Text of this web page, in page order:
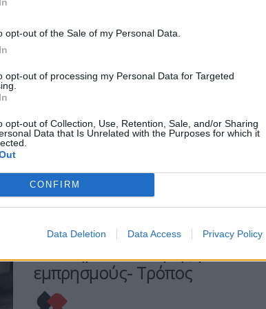
opt-out of the Sale of my Personal Data.
opt-out of processing my Personal Data for Targeted
opt-out of Collection, Use, Retention, Sale, and/or Sharing
Data that Is Unrelated with the Purposes for which it
CONFIRM
Data Deletion Data Access Privacy Policy
περιοχή με το βανάκι του δήμου.
Σύμφωνα με τα όσα δήλωσε στο Live
κατηγορείται για τις φωτιές στην Παλλήνη
δεν έβαλα εγώ τις φωτιές. Ξεκίνησα να
πάω στην αστυνομία […]
HEADLINES ΕΛΛΆΔΑ
Συνελήφθη μόνιμος υπάλληλος
εμπρησμούς- Τρόπος